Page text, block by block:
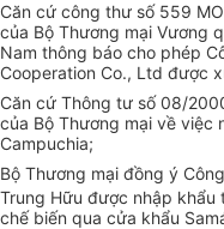
Căn cứ công thư số 559
của Bộ Thương mại Vương
Nam thông báo cho phép
Cooperation Co., Ltd được
Căn cứ Thông tư số 08/
của Bộ Thương mại về việc
Campuchia;
Bộ Thương mại đồng ý
Trung Hữu được nhập
chế biến qua cửa khẩu